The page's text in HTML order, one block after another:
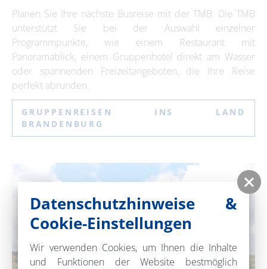
Planen Sie Ihre nächste Busreise mit der TMB. Die TMB
unterstützt Sie bei der Auswahl einzelner
Programmpunkte, wie einem Restaurant mit
Panoramablick, einem Gruppenhotel direkt am Wasser
oder spannenden Freizeitangeboten, die Ihre Reise
perfekt abrunden.
GRUPPENREISEN INS LAND
BRANDENBURG
Datenschutzhinweise &
Cookie-Einstellungen
Wir verwenden Cookies, um Ihnen die Inhalte
und Funktionen der Website bestmöglich